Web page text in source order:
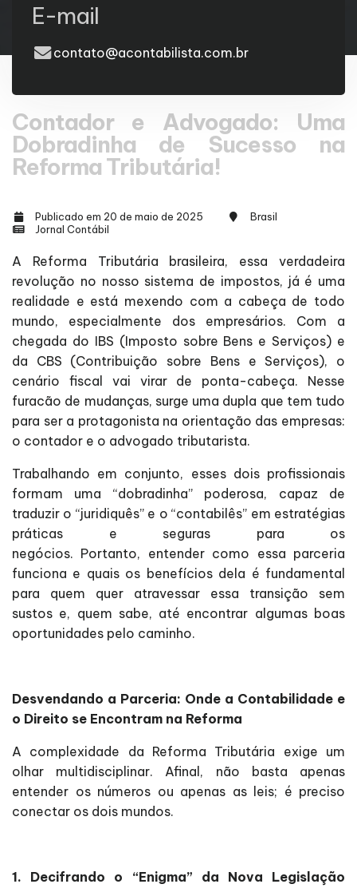
E-mail
contato@acontabilista.com.br
Contador e Advogado: Uma
Dobradinha de Sucesso na
Reforma Tributária!
Publicado em 20 de maio de 2025
Brasil
Jornal Contábil
A Reforma Tributária brasileira, essa verdadeira
revolução no nosso sistema de impostos, já é uma
realidade e está mexendo com a cabeça de todo
mundo, especialmente dos empresários. Com a
chegada do IBS (Imposto sobre Bens e Serviços) e
da CBS (Contribuição sobre Bens e Serviços), o
cenário fiscal vai virar de ponta-cabeça. Nesse
furacão de mudanças, surge uma dupla que tem tudo
para ser a protagonista na orientação das empresas:
o contador e o advogado tributarista.
Trabalhando em conjunto, esses dois profissionais
formam uma “dobradinha” poderosa, capaz de
traduzir o “juridiquês” e o “contabilês” em estratégias
práticas e seguras para os
negócios. Portanto, entender como essa parceria
funciona e quais os benefícios dela é fundamental
para quem quer atravessar essa transição sem
sustos e, quem sabe, até encontrar algumas boas
oportunidades pelo caminho.
Desvendando a Parceria: Onde a Contabilidade e
o Direito se Encontram na Reforma
A complexidade da Reforma Tributária exige um
olhar multidisciplinar. Afinal, não basta apenas
entender os números ou apenas as leis; é preciso
conectar os dois mundos.
1. Decifrando o “Enigma” da Nova Legislação